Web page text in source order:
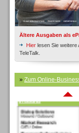
Ältere Ausgaben als
Hier lesen Sie weitere
TeleTalk.
» Zum Online-
Inbound